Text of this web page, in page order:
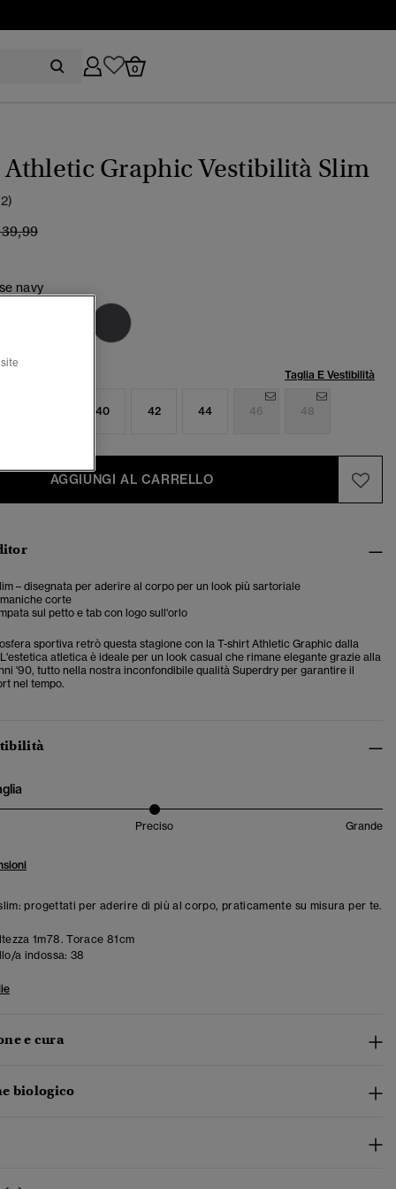
0
Graphic Vestibilità Slim
ridotto da
a
navy
Taglia E Vestibilità
40 42 44 46 48
AGGIUNGI AL CARRELLO
– disegnata per aderire al corpo per un look più sartoriale
corte
sul petto e tab con logo sull'orlo
sportiva retrò questa stagione con la T-shirt Athletic Graphic dalla
atletica è ideale per un look casual che rimane elegante grazie alla
'90, tutto nella nostra inconfondibile qualità Superdry per garantire il
nel tempo.
Preciso Grande
progettati per aderire di più al corpo, praticamente su misura per te.
1m78. Torace 81cm
a indossa: 38
e cura
biologico